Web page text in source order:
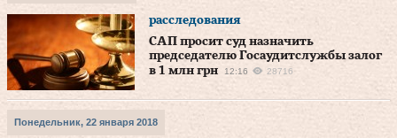
расследования
САП просит суд назначить
председателю Госаудитслужбы залог
в 1 млн грн
12:16 28716
Понедельник, 22 января 2018